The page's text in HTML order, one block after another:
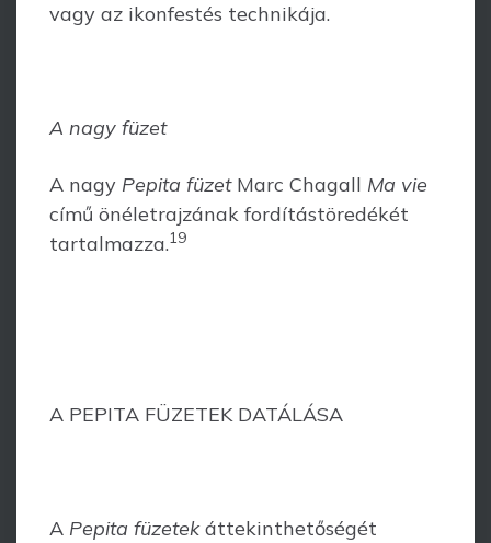
vagy az ikonfestés technikája.
A nagy füzet
A nagy Pepita füzetMarc Chagall Ma vie
című önéletrajzának fordítástöredékét
tartalmazza.19
A PEPITA FÜZETEK DATÁLÁSA
A Pepita füzetekáttekinthetőségét